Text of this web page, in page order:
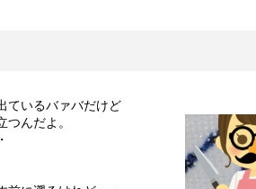
ているバァバだけど
んだよ。